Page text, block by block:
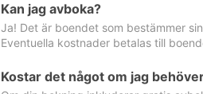
Kan jag avboka?
Ja! Det är boendet som bestämmer
Eventuella kostnader betalas till
Kostar det något om jag